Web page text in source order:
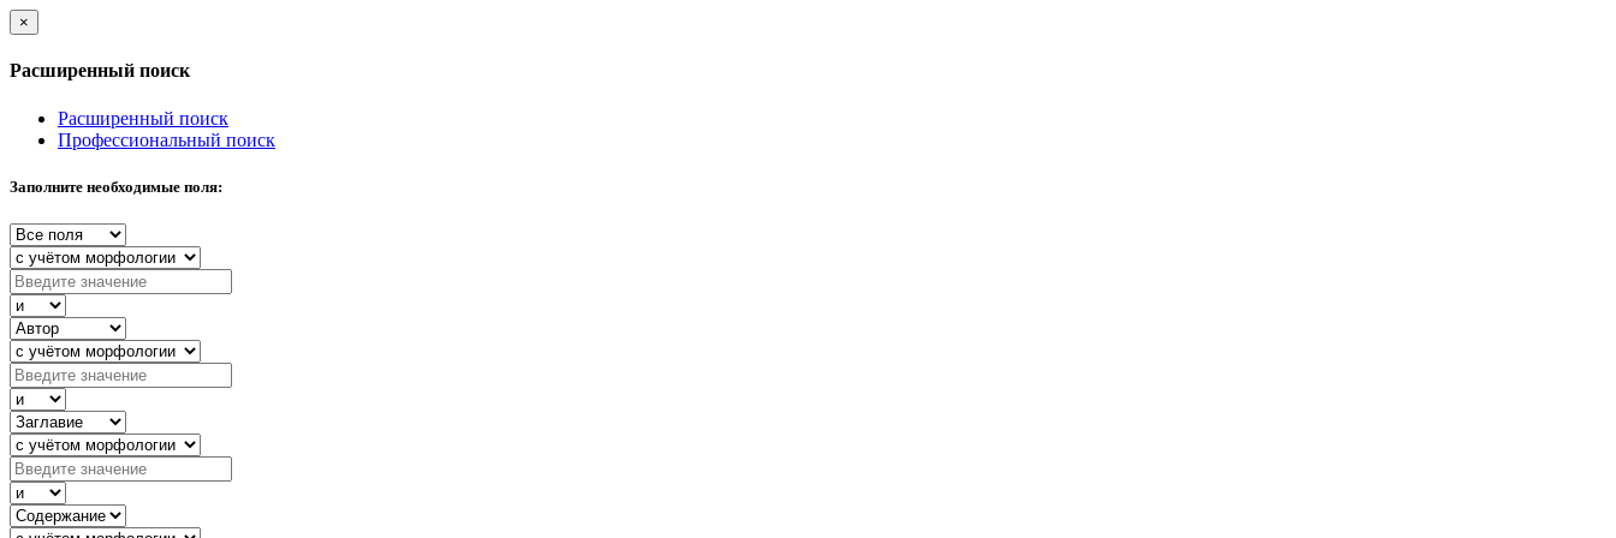
×
Расширенный поиск
Расширенный поиск
Профессиональный поиск
Заполните необходимые поля: